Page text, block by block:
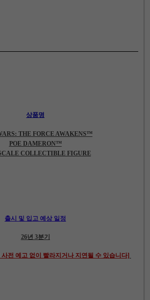
상품명
THE FORCE AWAKENS™
POE DAMERON™
COLLECTIBLE FIGURE
출시 및 입고 예상 일정
26년 3분기
전 예고 없이 빨라지거나 지연될 수 있습니다]